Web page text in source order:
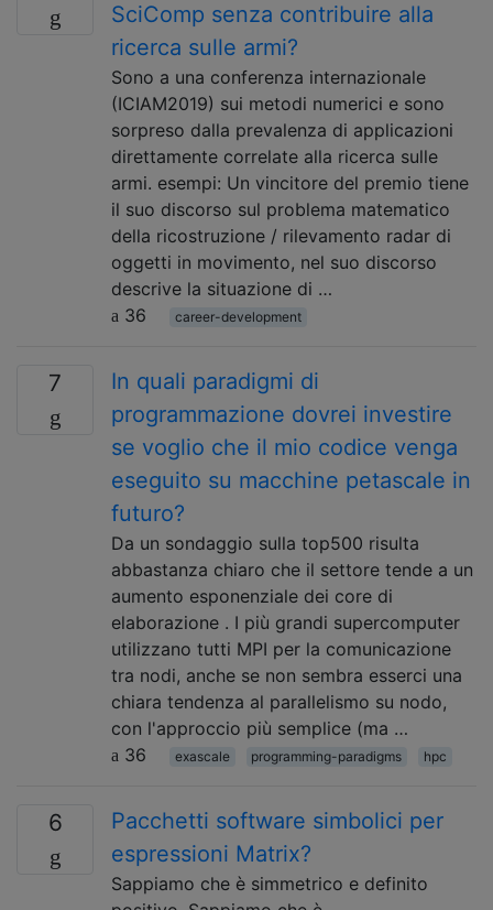
SciComp senza contribuire alla
ricerca sulle armi?
Sono a una conferenza internazionale
(ICIAM2019) sui metodi numerici e sono
sorpreso dalla prevalenza di applicazioni
direttamente correlate alla ricerca sulle
armi. esempi: Un vincitore del premio tiene
il suo discorso sul problema matematico
della ricostruzione / rilevamento radar di
oggetti in movimento, nel suo discorso
descrive la situazione di …
36
career-development
7
In quali paradigmi di
programmazione dovrei investire
se voglio che il mio codice venga
eseguito su macchine petascale in
futuro?
Da un sondaggio sulla top500 risulta
abbastanza chiaro che il settore tende a un
aumento esponenziale dei core di
elaborazione . I più grandi supercomputer
utilizzano tutti MPI per la comunicazione
tra nodi, anche se non sembra esserci una
chiara tendenza al parallelismo su nodo,
con l'approccio più semplice (ma …
36
exascale programming-paradigms hpc
6
Pacchetti software simbolici per
espressioni Matrix?
Sappiamo che è simmetrico e definito